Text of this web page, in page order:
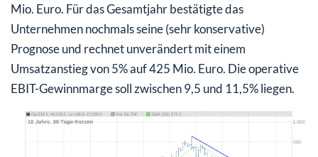
Mio. Euro. Für das Gesamtjahr bestätigte das
Unternehmen nochmals seine (sehr konservative)
Prognose und rechnet unverändert mit einem
Umsatzanstieg von 5% auf 425 Mio. Euro. Die operative
EBIT-Gewinnmarge soll zwischen 9,5 und 11,5% liegen.